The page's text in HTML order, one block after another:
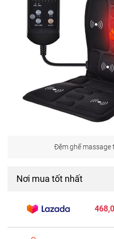
Đệm ghế massage
Nơi mua tốt nhất